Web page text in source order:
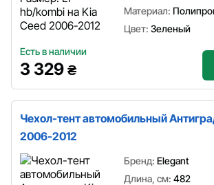
Материал:
Цвет: Зеленый
Есть в наличии
3 329 ₴
Чехол-тент автомобильный
2006-2012
Бренд: Elegant
Длина, см: 482